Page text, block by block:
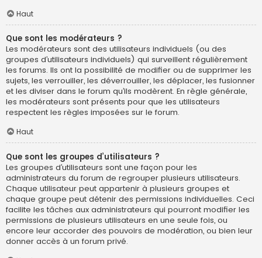
Haut
Que sont les modérateurs ?
Les modérateurs sont des utilisateurs individuels (ou des
groupes d’utilisateurs individuels) qui surveillent régulièrement
les forums. Ils ont la possibilité de modifier ou de supprimer les
sujets, les verrouiller, les déverrouiller, les déplacer, les fusionner
et les diviser dans le forum qu’ils modèrent. En règle générale,
les modérateurs sont présents pour que les utilisateurs
respectent les règles imposées sur le forum.
Haut
Que sont les groupes d’utilisateurs ?
Les groupes d’utilisateurs sont une façon pour les
administrateurs du forum de regrouper plusieurs utilisateurs.
Chaque utilisateur peut appartenir à plusieurs groupes et
chaque groupe peut détenir des permissions individuelles. Ceci
facilite les tâches aux administrateurs qui pourront modifier les
permissions de plusieurs utilisateurs en une seule fois, ou
encore leur accorder des pouvoirs de modération, ou bien leur
donner accès à un forum privé.